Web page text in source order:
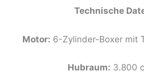
Technische
Motor: 6-Zylinder-Boxer mit
Hubraum: 3.800